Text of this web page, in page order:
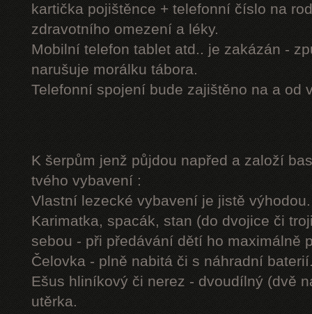
kartička pojištěnce + telefonní číslo na
zdravotního omezení a léky.
Mobilní telefon tablet atd.. je zakázán -
narušuje morálku tábora.
Telefonní spojení bude zajištěno na a od
K šerpům jenž půjdou napřed a založí
tvého vybavení :
Vlastní lezecké vybavení je jistě výhodou.
Karimatka, spacák, stan (do dvojice či
sebou - při předávání dětí ho maximálně
Čelovka - plně nabitá či s náhradní
Ešus hliníkový či nerez - dvoudílný (dvě
utěrka.